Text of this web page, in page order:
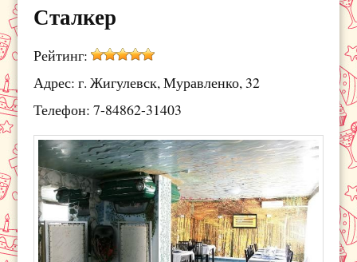
Сталкер
Рейтинг:
Адрес: г. Жигулевск, Муравленко, 32
Телефон: 7-84862-31403